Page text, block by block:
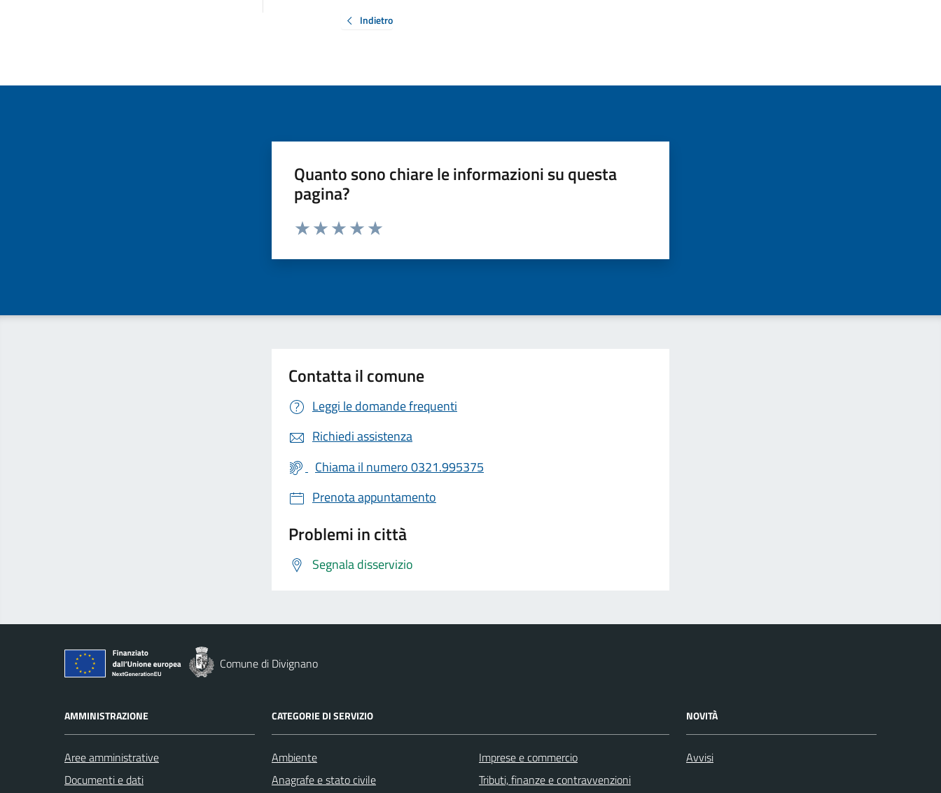
Indietro
Quanto sono chiare le informazioni su questa
pagina?
Valuta da 1 a 5 stelle la pagina
Contatta il comune
Leggi le domande frequenti
Richiedi assistenza
Chiama il numero 0321.995375
Prenota appuntamento
Problemi in città
Segnala disservizio
Comune di Divignano
AMMINISTRAZIONE
Aree amministrative
Documenti e dati
CATEGORIE DI SERVIZIO
Ambiente
Anagrafe e stato civile
Imprese e commercio
Tributi, finanze e contravvenzioni
NOVITÀ
Avvisi